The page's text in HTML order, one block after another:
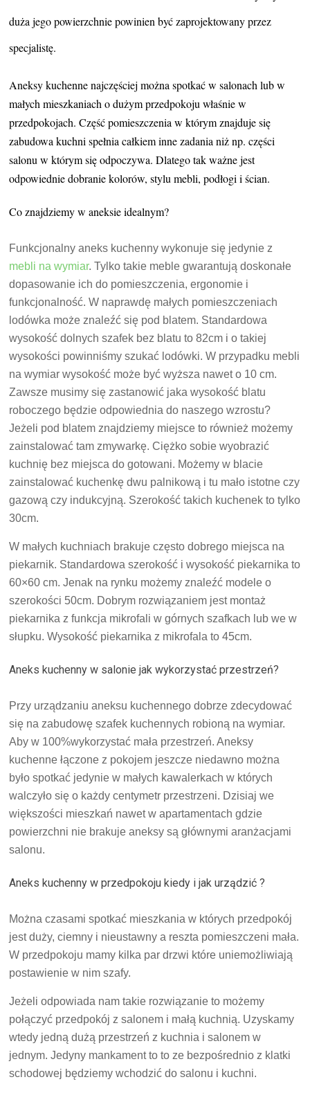
duża jego powierzchnie powinien być zaprojektowany przez
specjalistę.
Aneksy kuchenne najczęściej można spotkać w salonach lub w
małych mieszkaniach o dużym przedpokoju właśnie w
przedpokojach. Część pomieszczenia w którym znajduje się
zabudowa kuchni spełnia całkiem inne zadania niż np. części
salonu w którym się odpoczywa. Dlatego tak ważne jest
odpowiednie dobranie kolorów, stylu mebli, podłogi i ścian.
Co znajdziemy w aneksie idealnym?
Funkcjonalny aneks kuchenny wykonuje się jedynie z
mebli na wymiar. Tylko takie meble gwarantują doskonałe
dopasowanie ich do pomieszczenia, ergonomie i
funkcjonalność. W naprawdę małych pomieszczeniach
lodówka może znaleźć się pod blatem. Standardowa
wysokość dolnych szafek bez blatu to 82cm i o takiej
wysokości powinniśmy szukać lodówki. W przypadku mebli
na wymiar wysokość może być wyższa nawet o 10 cm.
Zawsze musimy się zastanowić jaka wysokość blatu
roboczego będzie odpowiednia do naszego wzrostu?
Jeżeli pod blatem znajdziemy miejsce to również możemy
zainstalować tam zmywarkę. Ciężko sobie wyobrazić
kuchnię bez miejsca do gotowani. Możemy w blacie
zainstalować kuchenkę dwu palnikową i tu mało istotne czy
gazową czy indukcyjną. Szerokość takich kuchenek to tylko
30cm.
W małych kuchniach brakuje często dobrego miejsca na
piekarnik. Standardowa szerokość i wysokość piekarnika to
60×60 cm. Jenak na rynku możemy znaleźć modele o
szerokości 50cm. Dobrym rozwiązaniem jest montaż
piekarnika z funkcja mikrofali w górnych szafkach lub we w
słupku. Wysokość piekarnika z mikrofala to 45cm.
Aneks kuchenny w salonie jak wykorzystać przestrzeń?
Przy urządzaniu aneksu kuchennego dobrze zdecydować
się na zabudowę szafek kuchennych robioną na wymiar.
Aby w 100%wykorzystać mała przestrzeń. Aneksy
kuchenne łączone z pokojem jeszcze niedawno można
było spotkać jedynie w małych kawalerkach w których
walczyło się o każdy centymetr przestrzeni. Dzisiaj we
większości mieszkań nawet w apartamentach gdzie
powierzchni nie brakuje aneksy są głównymi aranżacjami
salonu.
Aneks kuchenny w przedpokoju kiedy i jak urządzić ?
Można czasami spotkać mieszkania w których przedpokój
jest duży, ciemny i nieustawny a reszta pomieszczeni mała.
W przedpokoju mamy kilka par drzwi które uniemożliwiają
postawienie w nim szafy.
Jeżeli odpowiada nam takie rozwiązanie to możemy
połączyć przedpokój z salonem i małą kuchnią. Uzyskamy
wtedy jedną dużą przestrzeń z kuchnia i salonem w
jednym. Jedyny mankament to to ze bezpośrednio z klatki
schodowej będziemy wchodzić do salonu i kuchni.